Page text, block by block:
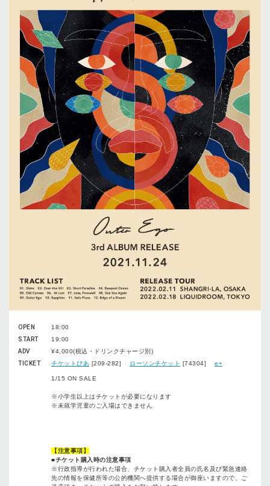
OPEN
18:00
START
19:00
ADV
¥4,000(税込・ドリンクチャージ別)
TICKET
チケットぴあ [209-282] ローソンチケット [74304] e+
1/15 ON SALE
※小学生以上はチケットが必要になります
※未就学児童のご入場はできません
【注意事項】
■チケット購入時の注意事項
※行政指導が行われた場合、チケット購入者全員の氏名及び緊急連絡
先の情報を保健所等の公的機関へ提供する場合が御座いますので、ご